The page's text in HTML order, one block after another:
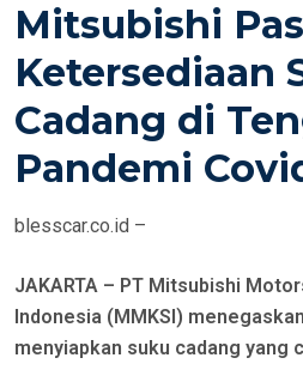
D
O
Mitsubishi
Ketersediaan
Cadang di
Pandemi
blesscar.co.id –
JAKARTA – PT Mitsubishi
Indonesia (MMKSI)
menyiapkan suku cadang yang